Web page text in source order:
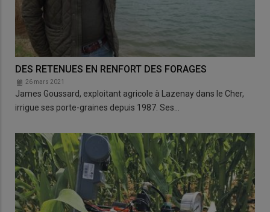
DES RETENUES EN RENFORT DES FORAGES
26 mars 2021
James Goussard, exploitant agricole à Lazenay dans le Cher,
irrigue ses porte-graines depuis 1987. Ses…